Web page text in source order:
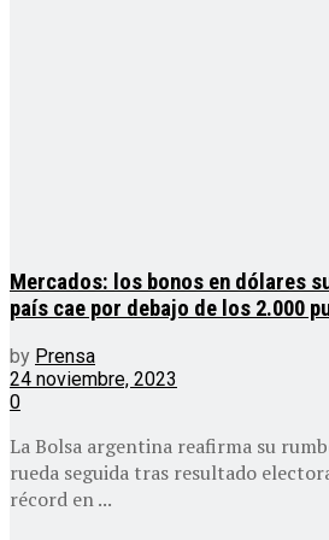
Mercados: los bonos en dólares
país cae por debajo de los 2.000
by Prensa
24 noviembre, 2023
0
La Bolsa argentina reafirma su
rueda seguida tras resultado
récord en ...